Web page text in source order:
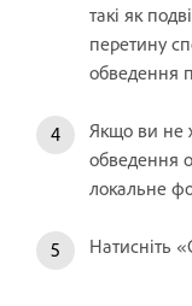
такі як
перетину
обведення
Якщо ви не
обведення
локальне
Натисніть